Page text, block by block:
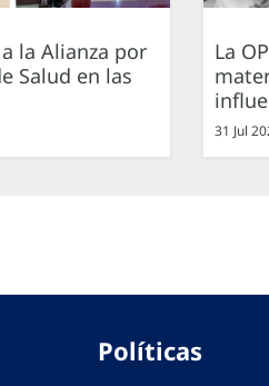
la Alianza por
Salud en las
La
31 Jul
Políticas